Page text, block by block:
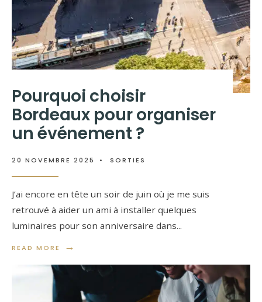
Pourquoi choisir
Bordeaux pour organiser
un événement ?
20 NOVEMBRE 2025 • SORTIES
J’ai encore en tête un soir de juin où je me suis
retrouvé à aider un ami à installer quelques
luminaires pour son anniversaire dans...
READ MORE →